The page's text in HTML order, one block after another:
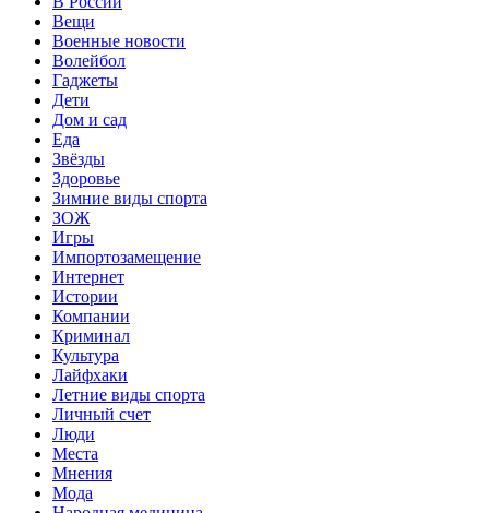
Вещи
Военные новости
Волейбол
Гаджеты
Дети
Дом и сад
Еда
Звёзды
Здоровье
Зимние виды спорта
ЗОЖ
Игры
Импортозамещение
Интернет
Истории
Компании
Криминал
Культура
Лайфхаки
Летние виды спорта
Личный счет
Люди
Места
Мнения
Мода